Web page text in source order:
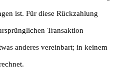
ist. Für diese Rückzahlung
Transaktion
anderes vereinbart; in keinem